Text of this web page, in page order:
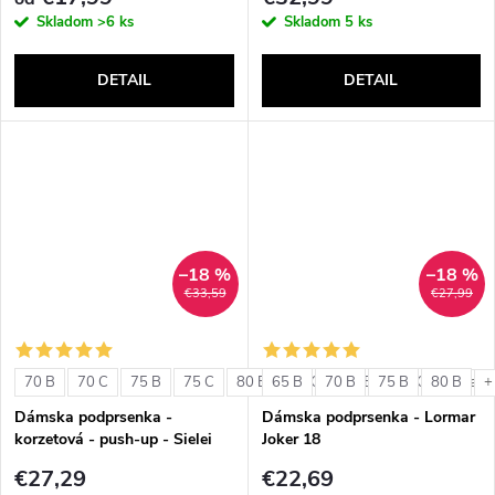
Skladom >6 ks
DETAIL
Skladom 5 ks
DETAIL
€33,59
–18 %
70 B 70 C 75 B 75 C 80 B 80 C 85 B 85 C +
Dámska podprsenka -
korzetová - push-up - Sielei
€27,29
€27,99
–18 %
65 B 70 B 75 B 80 B
Dámska podprsenka - Lormar
Joker 18
€22,69